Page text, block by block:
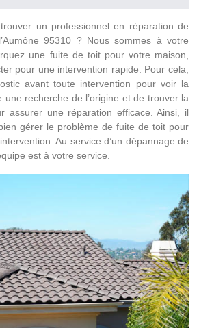
afin qu’au cours des intempéries –
l’eau circule facilement le long de
vers les canalisations. Cela permet
tenue des murs et des façades.
ET RAVALEMENT DE
OUEN-L’AUMÔNE
ET SON ÉQUIPE
en ravalement de façade, nous
entretien de façade et mur extérieur de
de ce fait des interventions de
l’étanchéité de toute façade. En
et ses villes aux environs pour toute
:
extérieurs
murs
les types de façades ainsi que les
un professionnel en réparation de
95310 ? Nous sommes à votre
une fuite de toit pour votre maison,
pour une intervention rapide. Pour cela,
avant toute intervention pour voir la
recherche de l’origine et de trouver la
assurer une réparation efficace. Ainsi, il
gérer le problème de fuite de toit pour
Au service d’un dépannage de
est à votre service.